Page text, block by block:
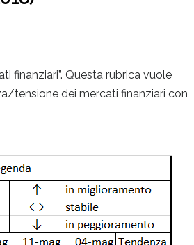
finanziari”. Questa rubrica vuole
tensione dei mercati finanziari con